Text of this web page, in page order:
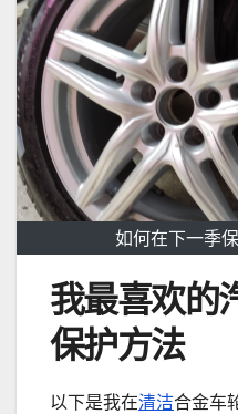
如何在下一季
我最喜欢的
保护方法
以下是我在清洁合金车